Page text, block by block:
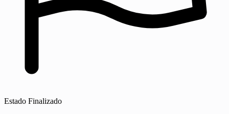
Estado Finalizado